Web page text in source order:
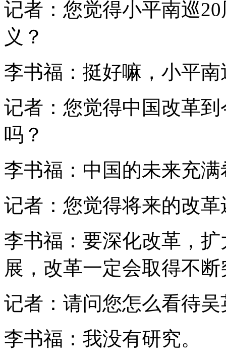
记者：您觉得小平南巡
义？
李书福：挺好嘛，小平
记者：您觉得中国改革
吗？
李书福：中国的未来充满
记者：您觉得将来的改
李书福：要深化改革，
展，改革一定会取得不
记者：请问您怎么看待
李书福：我没有研究。